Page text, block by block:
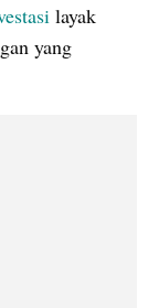
layak
yang